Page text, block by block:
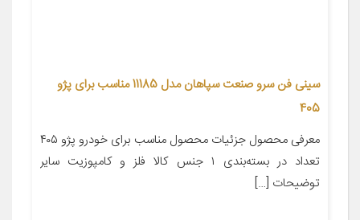
سینی فن سرو صنعت سپاهان مدل 11185 مناسب برای پژو
405
معرفی محصول جزئیات محصول مناسب برای خودرو پژو ۴۰۵
تعداد در بسته‌بندی ۱ جنس کالا فلز و کامپوزیت سایر
توضیحات […]